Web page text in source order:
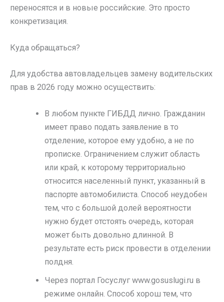
переносятся и в новые российские. Это просто
конкретизация.
Куда обращаться?
Для удобства автовладельцев замену водительских
прав в 2026 году можно осуществить:
В любом пункте ГИБДД лично. Гражданин
имеет право подать заявление в то
отделение, которое ему удобно, а не по
прописке. Ограничением служит область
или край, к которому территориально
относится населенный пункт, указанный в
паспорте автомобилиста. Способ неудобен
тем, что с большой долей вероятности
нужно будет отстоять очередь, которая
может быть довольно длинной. В
результате есть риск провести в отделении
полдня.
Через портал Госуслуг www.gosuslugi.ru в
режиме онлайн. Способ хорош тем, что